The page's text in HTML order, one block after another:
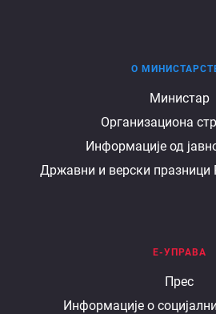
министарству
О
Министар
Организациона
Информације од
Државни и верски празници
Е-УПРАВА
Прес
Информације о